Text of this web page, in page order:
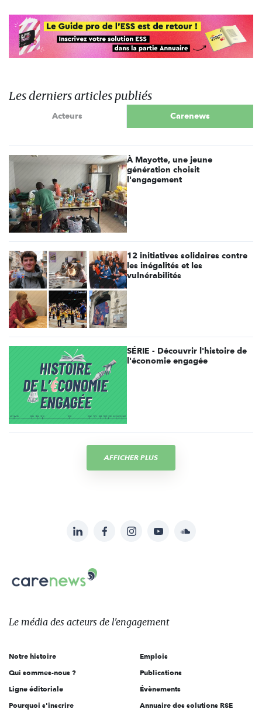
Les derniers articles publiés
Acteurs Carenews
À Mayotte, une jeune
génération choisit
l'engagement
12 initiatives solidaires contre
les inégalités et les
vulnérabilités
SÉRIE - Découvrir l'histoire de
l'économie engagée
AFFICHER PLUS
sur:
LinkedInFacebookInstagramYouTubeSoundcloud
Carenews,
Le
des
l'engagement
Le média des acteurs de l'engagement
Notre histoire
Qui sommes-nous ?
Ligne éditoriale
Pourquoi s'inscrire
Emplois
Publications
Évènements
Annuaire des solutions RSE